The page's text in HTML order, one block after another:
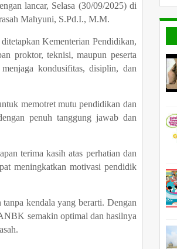
lancar, Selasa (30/09/2025) di
Mahyuni, S.Pd.I., M.M.
Kementerian Pendidikan,
proktor, teknisi, maupun peserta
kondusifitas, disiplin, dan
memotret mutu pendidikan dan
penuh tanggung jawab dan
terima kasih atas perhatian dan
meningkatkan motivasi pendidik
kendala yang berarti. Dengan
semakin optimal dan hasilnya